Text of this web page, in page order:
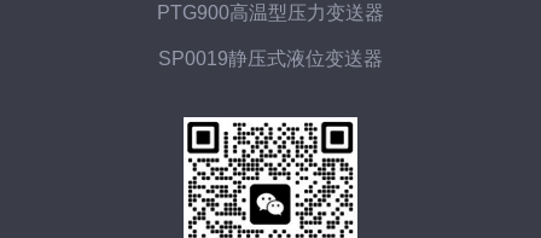
PTG900高温型压力变送器
SP0019静压式液位变送器